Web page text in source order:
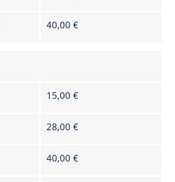
40,00 €
15,00 €
28,00 €
40,00 €